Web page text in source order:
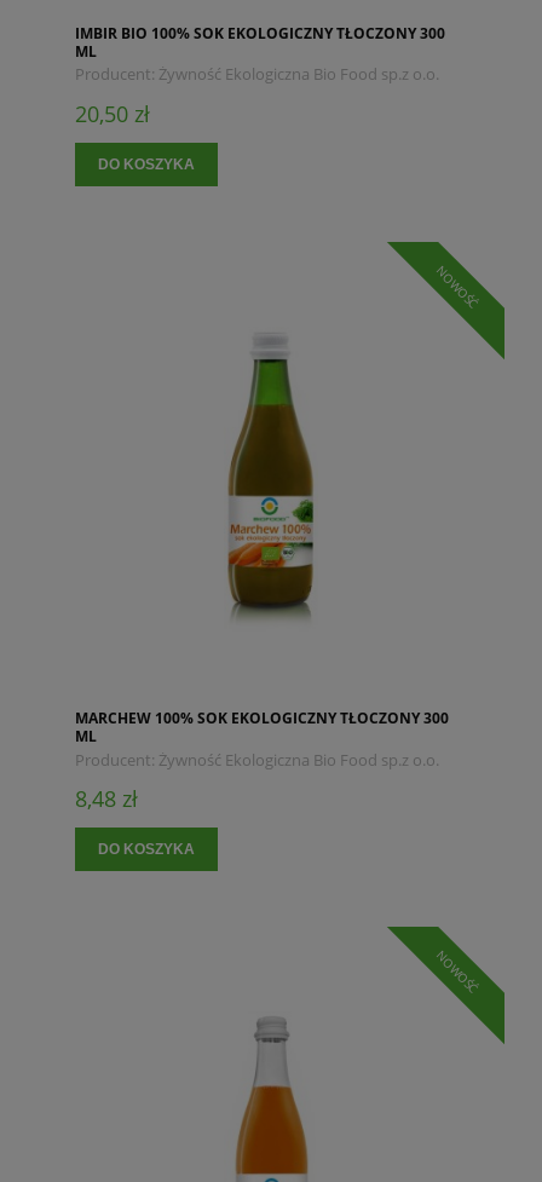
IMBIR BIO 100% SOK EKOLOGICZNY TŁOCZONY 300
ML
Producent: Żywność Ekologiczna Bio Food sp.z o.o.
20,50 zł
DO KOSZYKA
MARCHEW 100% SOK EKOLOGICZNY TŁOCZONY 300
ML
Producent: Żywność Ekologiczna Bio Food sp.z o.o.
8,48 zł
DO KOSZYKA
NOWOŚĆ
NOWOŚĆ